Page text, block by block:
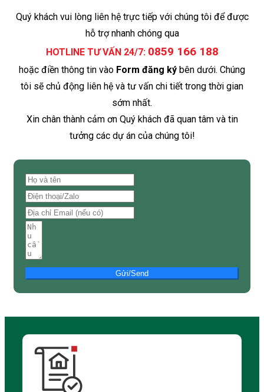
Quý khách vui lòng liên hệ trực tiếp với chúng tôi để được
hỗ trợ nhanh chóng qua
HOTLINE TƯ VẤN 24/7: 0859 166 188
hoặc điền thông tin vào Form đăng ký bên dưới. Chúng
tôi sẽ chủ động liên hệ và tư vấn chi tiết trong thời gian
sớm nhất.
Xin chân thành cảm ơn Quý khách đã quan tâm và tin
tưởng các dự án của chúng tôi!
Gửi/Send